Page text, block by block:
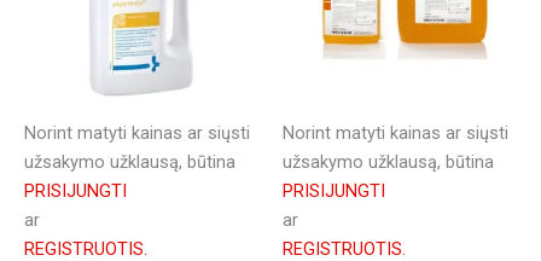
Norint matyti kainas ar siųsti
užsakymo užklausą, būtina
PRISIJUNGTI
ar
REGISTRUOTIS.
Norint matyti kainas ar siųsti
užsakymo užklausą, būtina
PRISIJUNGTI
ar
REGISTRUOTIS.